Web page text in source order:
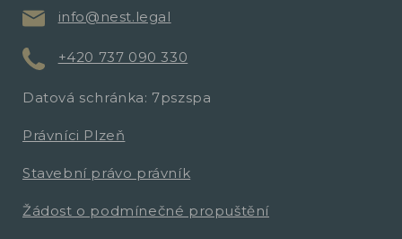
info@nest.legal
+420 737 090 330
Datová schránka: 7pszspa
Právníci Plzeň
Stavební právo právník
Žádost o podmínečné propuštění